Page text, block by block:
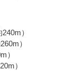
）
）
）
）